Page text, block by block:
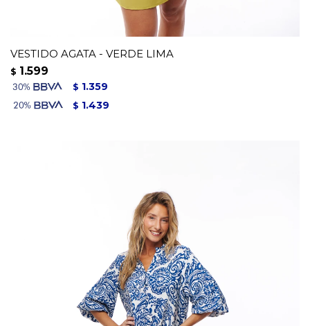
VESTIDO AGATA - VERDE LIMA
$ 1.599
$ 1.359
$ 1.439